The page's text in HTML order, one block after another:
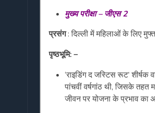
मुख्य परीक्षा – जीएस 2
प्रसंग: दिल्ली में महिलाओं के लिए
पृष्ठभूमि: –
‘राइडिंग द जस्टिस रूट’ शीर्षक
पांचवीं वर्षगांठ थी, जिसके तहत
जीवन पर योजना के प्रभाव